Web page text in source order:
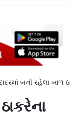
બની રહેલા બાળ